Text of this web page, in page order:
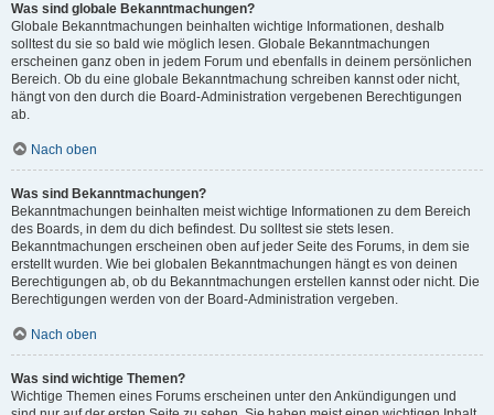
Was sind globale Bekanntmachungen?
Globale Bekanntmachungen beinhalten wichtige Informationen, deshalb
solltest du sie so bald wie möglich lesen. Globale Bekanntmachungen
erscheinen ganz oben in jedem Forum und ebenfalls in deinem persönlichen
Bereich. Ob du eine globale Bekanntmachung schreiben kannst oder nicht,
hängt von den durch die Board-Administration vergebenen Berechtigungen
ab.
Nach oben
Was sind Bekanntmachungen?
Bekanntmachungen beinhalten meist wichtige Informationen zu dem Bereich
des Boards, in dem du dich befindest. Du solltest sie stets lesen.
Bekanntmachungen erscheinen oben auf jeder Seite des Forums, in dem sie
erstellt wurden. Wie bei globalen Bekanntmachungen hängt es von deinen
Berechtigungen ab, ob du Bekanntmachungen erstellen kannst oder nicht. Die
Berechtigungen werden von der Board-Administration vergeben.
Nach oben
Was sind wichtige Themen?
Wichtige Themen eines Forums erscheinen unter den Ankündigungen und